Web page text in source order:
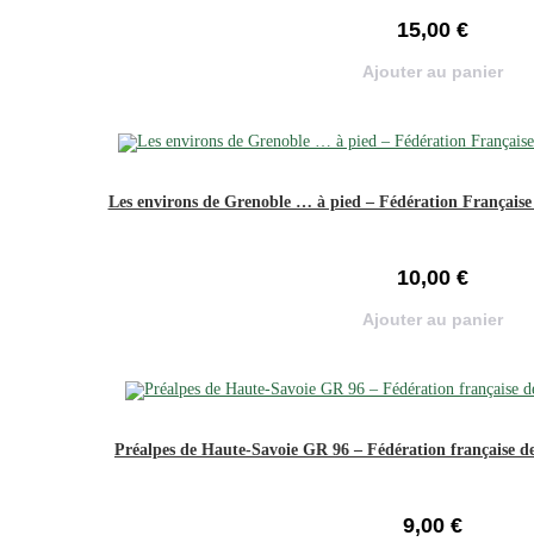
15,00 €
Ajouter au panier
Les environs de Grenoble … à pied – Fédération Française
10,00 €
Ajouter au panier
Préalpes de Haute-Savoie GR 96 – Fédération française
9,00 €